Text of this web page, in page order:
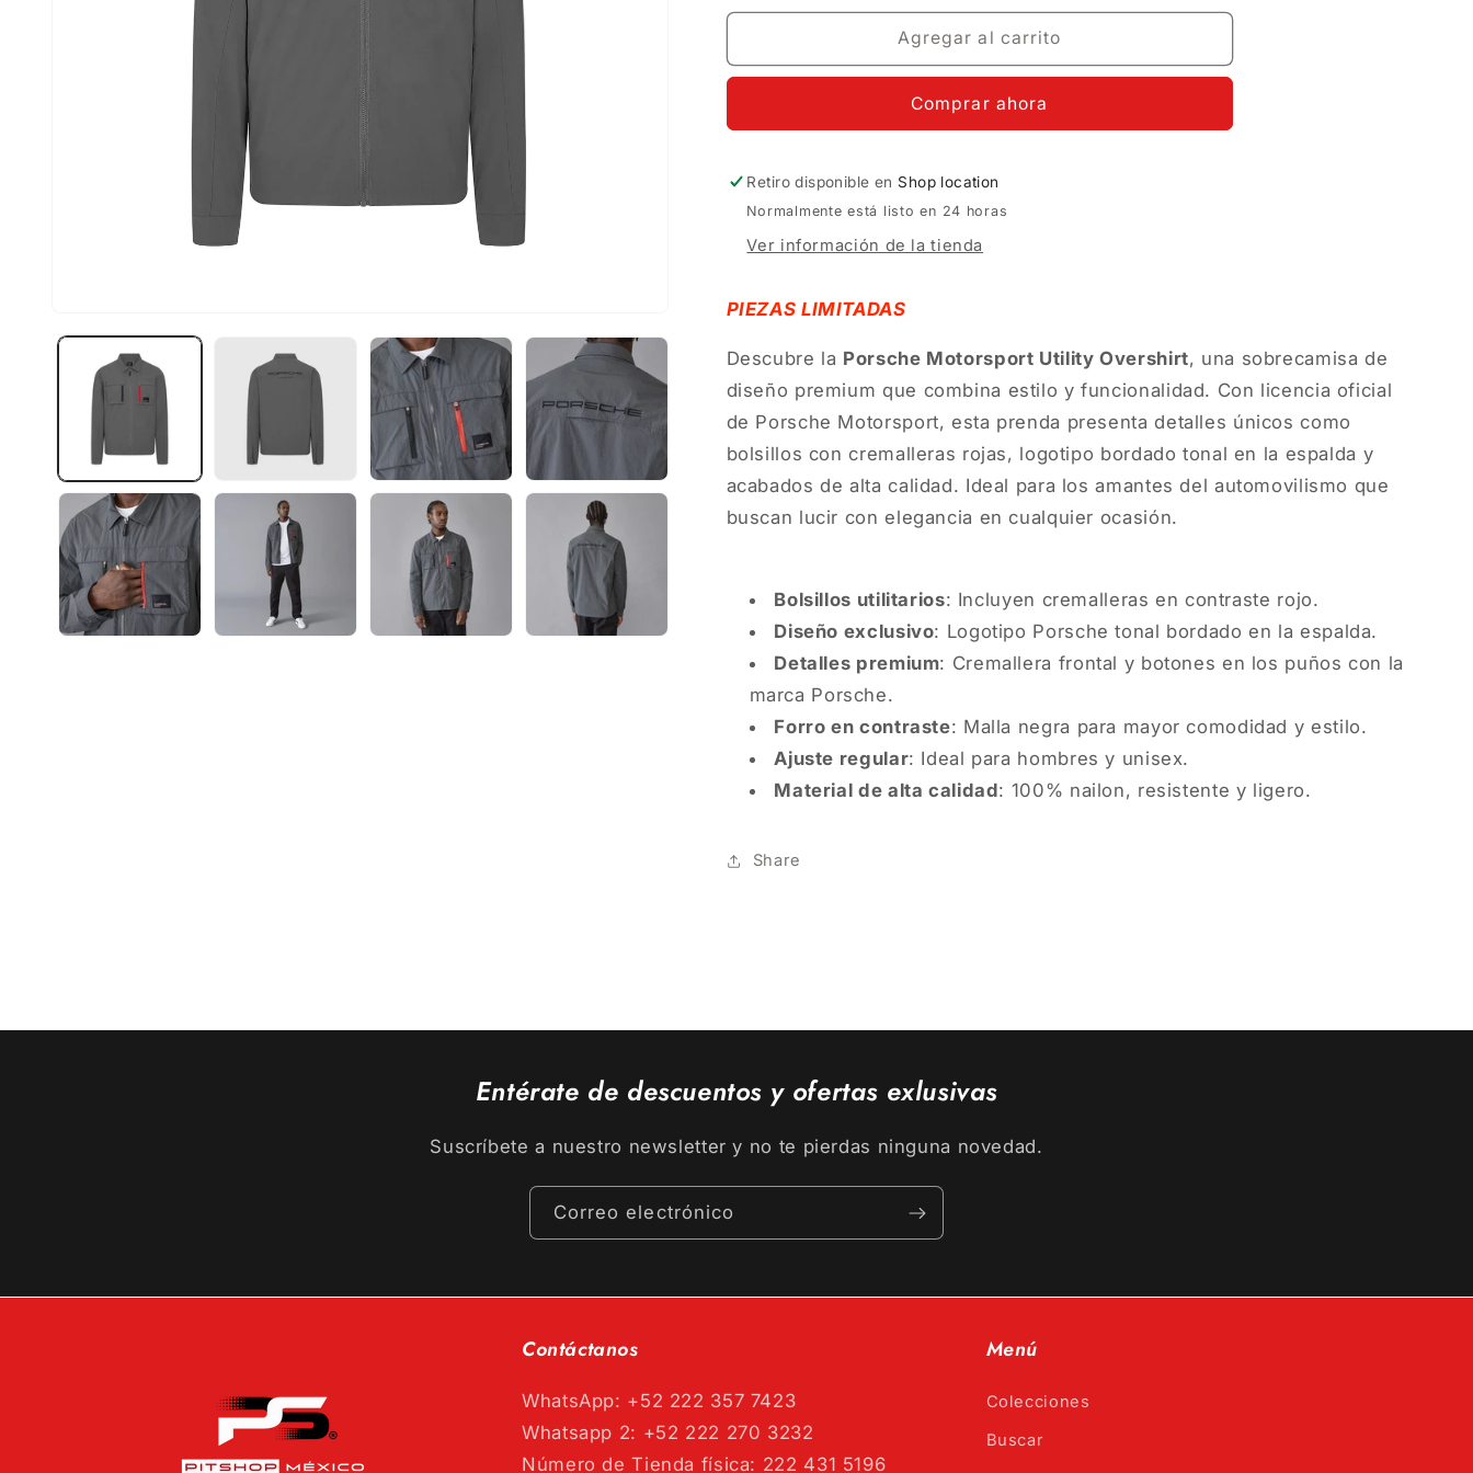
Agregar al carrito
Comprar ahora
Retiro disponible en Shop location
Normalmente está listo en 24 horas
Ver información de la tienda
PIEZAS LIMITADAS
Descubre la Porsche Motorsport Utility Overshirt, una sobrecamisa de
diseño premium que combina estilo y funcionalidad. Con licencia oficial
de Porsche Motorsport, esta prenda presenta detalles únicos como
bolsillos con cremalleras rojas, logotipo bordado tonal en la espalda y
acabados de alta calidad. Ideal para los amantes del automovilismo que
buscan lucir con elegancia en cualquier ocasión.
Bolsillos utilitarios: Incluyen cremalleras en contraste rojo.
Diseño exclusivo: Logotipo Porsche tonal bordado en la espalda.
Detalles premium: Cremallera frontal y botones en los puños con la
marca Porsche.
Forro en contraste: Malla negra para mayor comodidad y estilo.
Ajuste regular: Ideal para hombres y unisex.
Material de alta calidad: 100% nailon, resistente y ligero.
Share
Entérate de descuentos y ofertas exlusivas
Suscríbete a nuestro newsletter y no te pierdas ninguna novedad.
Correo electrónico
Contáctanos
WhatsApp: +52 222 357 7423
Whatsapp 2: +52 222 270 3232
Número de Tienda física: 222 431 5196
Menú
Colecciones
Buscar